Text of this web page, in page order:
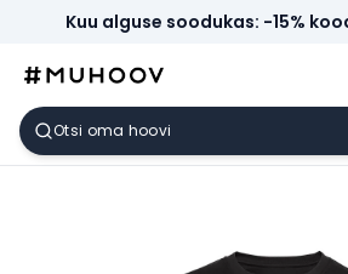
Kuu alguse soodukas: -15%